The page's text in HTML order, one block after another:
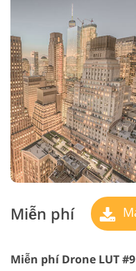
Miễn phí
Miễn phí Drone LUT